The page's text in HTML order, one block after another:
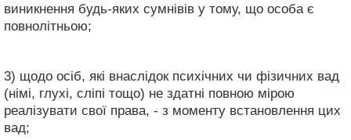
виникнення будь-яких сумнівів у тому, що особа є
повнолітньою;
3) щодо осіб, які внаслідок психічних чи фізичних вад
(німі, глухі, сліпі тощо) не здатні повною мірою
реалізувати свої права, - з моменту встановлення цих
вад;